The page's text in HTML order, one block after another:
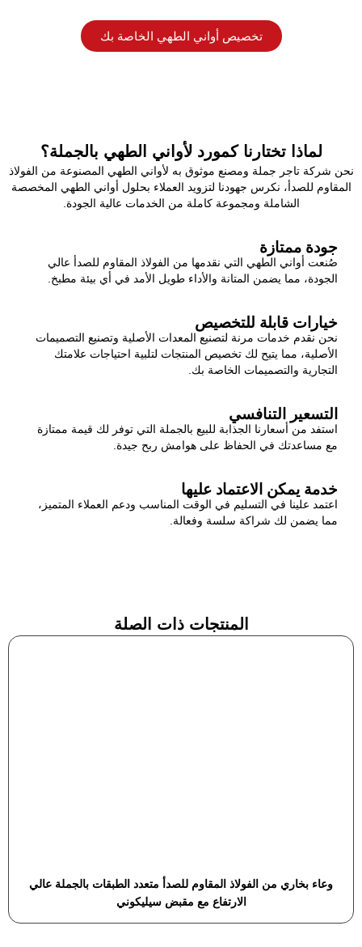
تخصيص أواني الطهي الخاصة بك
لماذا تختارنا كمورد لأواني الطهي بالجملة؟
نحن شركة تاجر جملة ومصنع موثوق به لأواني الطهي المصنوعة من الفولاذ
المقاوم للصدأ، نكرس جهودنا لتزويد العملاء بحلول أواني الطهي المخصصة
الشاملة ومجموعة كاملة من الخدمات عالية الجودة.
جودة ممتازة
صُنعت أواني الطهي التي نقدمها من الفولاذ المقاوم للصدأ عالي
الجودة، مما يضمن المتانة والأداء طويل الأمد في أي بيئة مطبخ.
خيارات قابلة للتخصيص
نحن نقدم خدمات مرنة لتصنيع المعدات الأصلية وتصنيع التصميمات
الأصلية، مما يتيح لك تخصيص المنتجات لتلبية احتياجات علامتك
التجارية والتصميمات الخاصة بك.
التسعير التنافسي
استفد من أسعارنا الجذابة للبيع بالجملة التي توفر لك قيمة ممتازة
مع مساعدتك في الحفاظ على هوامش ربح جيدة.
خدمة يمكن الاعتماد عليها
اعتمد علينا في التسليم في الوقت المناسب ودعم العملاء المتميز،
مما يضمن لك شراكة سلسة وفعالة.
المنتجات ذات الصلة
وعاء بخاري من الفولاذ المقاوم للصدأ متعدد الطبقات بالجملة عالي
الارتفاع مع مقبض سيليكوني